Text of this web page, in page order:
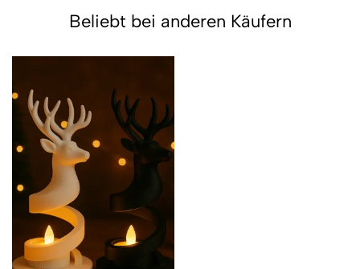
Beliebt bei anderen Käufern